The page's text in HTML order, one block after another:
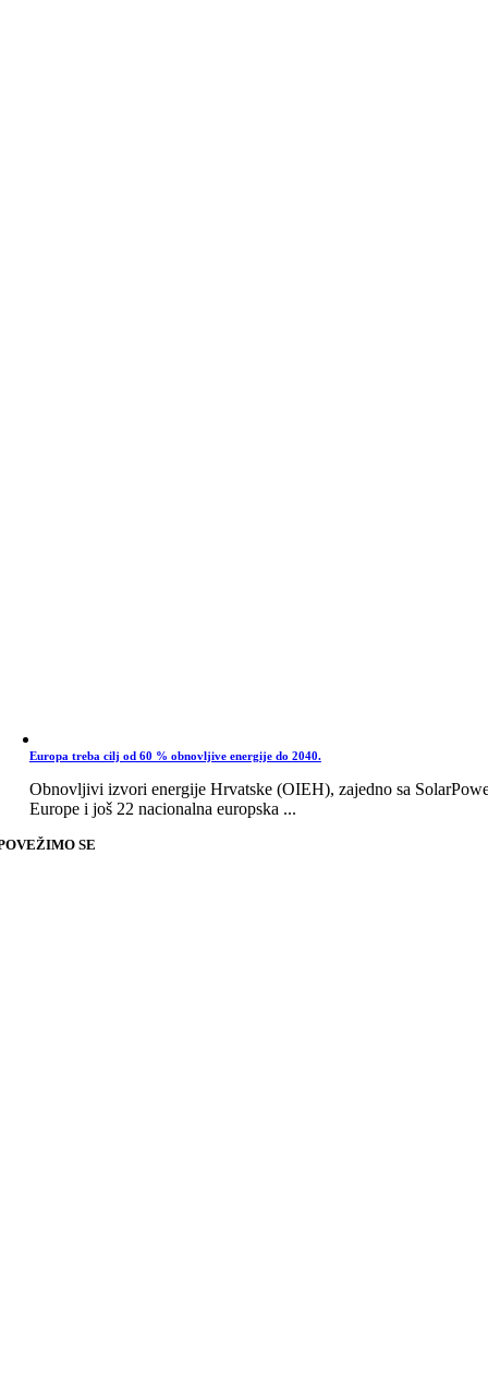
Europa treba cilj od 60 % obnovljive energije do 2040.
Obnovljivi izvori energije Hrvatske (OIEH), zajedno sa
Europe i još 22 nacionalna europska ...
SE